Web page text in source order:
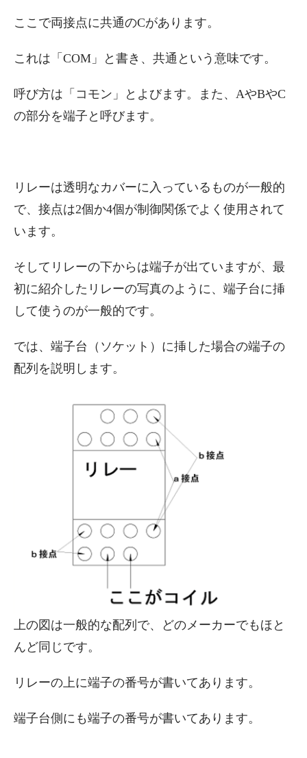
ここで両接点に共通のCがあります。
これは「COM」と書き、共通という意味です。
呼び方は「コモン」とよびます。また、AやBやC
の部分を端子と呼びます。
リレーは透明なカバーに入っているものが一般的
で、接点は2個か4個が制御関係でよく使用されて
います。
そしてリレーの下からは端子が出ていますが、最
初に紹介したリレーの写真のように、端子台に挿
して使うのが一般的です。
では、端子台（ソケット）に挿した場合の端子の
配列を説明します。
上の図は一般的な配列で、どのメーカーでもほと
んど同じです。
リレーの上に端子の番号が書いてあります。
端子台側にも端子の番号が書いてあります。